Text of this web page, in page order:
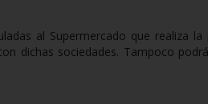
al Supermercado que realiza
dichas sociedades. Tampoco